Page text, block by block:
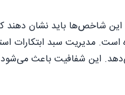
شاخص‌ها باید نشان دهند
مدیریت سبد ابتکارات
این شفافیت باعث